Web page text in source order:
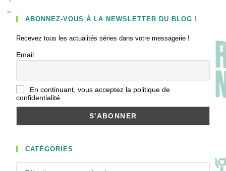
ABONNEZ-VOUS À LA NEWSLETTER DU BLOG !
Recevez tous les actualités séries dans votre messagerie !
Email
En continuant, vous acceptez la politique de
confidentialité
CATÉGORIES